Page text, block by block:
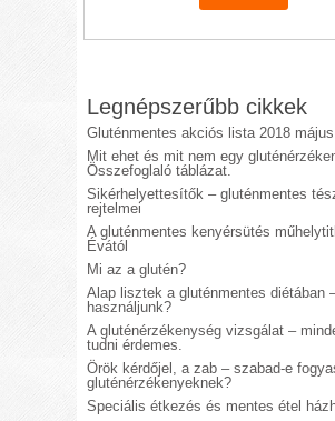
Legnépszerűbb cikkek
Gluténmentes akciós lista 2018 május
Mit ehet és mit nem egy
Összefoglaló táblázat.
Sikérhelyettesítők – gluténmentes
rejtelmei
A gluténmentes kenyérsütés
Évától
Mi az a glutén?
Alap lisztek a gluténmentes diétában
használjunk?
A gluténérzékenység vizsgálat –
tudni érdemes.
Örök kérdőjel, a zab – szabad-e
gluténérzékenyeknek?
Speciális étkezés és mentes étel